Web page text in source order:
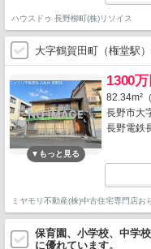
ハウスドゥ 長野柳町(株)リソイス
大字鶴賀田町（権堂駅
1300万
82.34m²
長野市大
長野電鉄
ミヤモリ不動産(株)中古住宅専門店お
保育園、小学校、中学
に優れています。